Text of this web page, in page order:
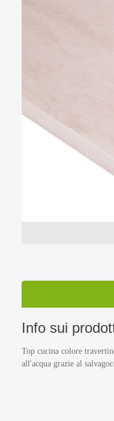
Info sui
Top cucina colore
all'acqua grazie al